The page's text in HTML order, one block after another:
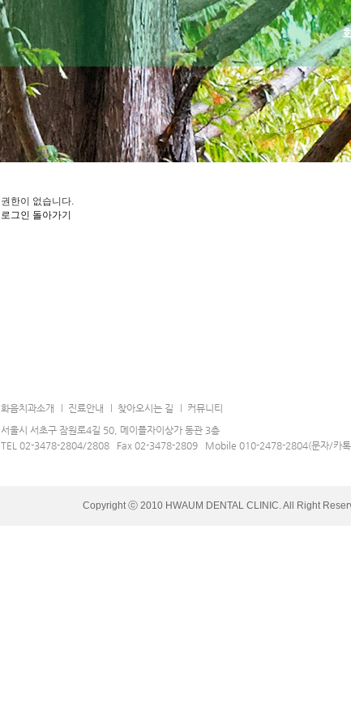
권한이 없습니다.
로그인 돌아가기
화음치과소개 진료안내 찾아오시는 길
커뮤니티
서울시 서초구 잠원로4길 50, 메이플자이상가 동관 3층
TEL 02-3478-2804/2808 Fax 02-3478-2809 Mobile 010-2478-2804(문자/카
Copyright ⓒ 2010 HWAUM DENTAL CLINIC. All Right